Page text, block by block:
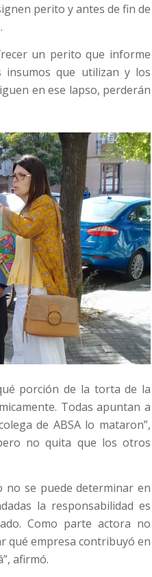
perito y antes de fin de
un perito que informe
que utilizan y los
en ese lapso, perderán
porción de la torta de la
Todas apuntan a
de ABSA lo mataron”,
no quita que los otros
no se puede determinar en
la responsabilidad es
Como parte actora no
qué empresa contribuyó en
afirmó.